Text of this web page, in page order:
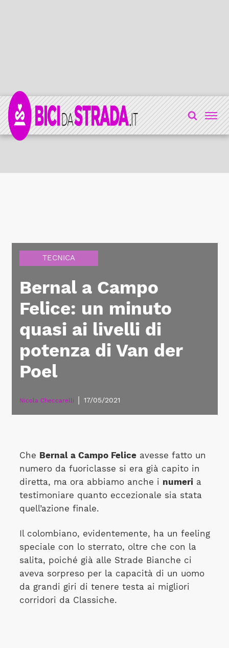
TECNICA
Bernal a Campo
Felice: un minuto
quasi ai livelli di
potenza di Van der
Poel
Nicola Checcarelli 17/05/2021
Che Bernal a Campo Feliceavesse fatto un
numero da fuoriclasse si era già capito in
diretta, ma ora abbiamo anche i numeria
testimoniare quanto eccezionale sia stata
quell’azione finale.
Il colombiano, evidentemente, ha un feeling
speciale con lo sterrato, oltre che con la
salita, poiché già alle Strade Bianche ci
aveva sorpreso per la capacità di un uomo
da grandi giri di tenere testa ai migliori
corridori da Classiche.